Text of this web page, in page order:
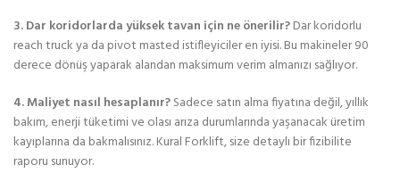
3. Dar koridorlarda yüksek tavan için ne önerilir?Dar koridorlu
reach truck ya da pivot masted istifleyiciler en iyisi. Bu makineler 90
derece dönüş yaparak alandan maksimum verim almanızı sağlıyor.
4. Maliyet nasıl hesaplanır?Sadece satın alma fiyatına değil, yıllık
bakım, enerji tüketimi ve olası arıza durumlarında yaşanacak üretim
kayıplarına da bakmalısınız. Kural Forklift, size detaylı bir fizibilite
raporu sunuyor.